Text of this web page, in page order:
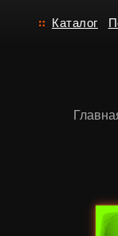
Каталог Под